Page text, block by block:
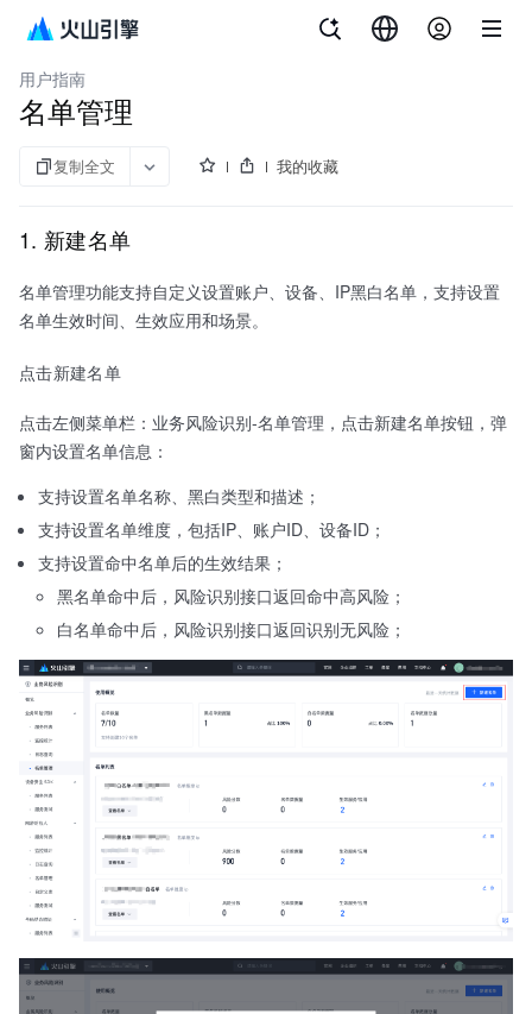
业务风险识别
用户指南
名单管理
复制全文 我的收藏
1. 新建名单
名单管理功能支持自定义设置账户、设备、IP黑白名单，支持设置
名单生效时间、生效应用和场景。
点击新建名单
点击左侧菜单栏：业务风险识别-名单管理，点击新建名单按钮，弹
窗内设置名单信息：
支持设置名单名称、黑白类型和描述；
支持设置名单维度，包括IP、账户ID、设备ID；
支持设置命中名单后的生效结果；
黑名单命中后，风险识别接口返回命中高风险；
白名单命中后，风险识别接口返回识别无风险；